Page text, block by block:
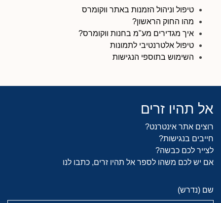
טיפול וניהול הזמנות באתר ווקומרס
מהו החוק הראשון?
איך מגדירים מע"מ בחנות ווקומרס?
טיפול אלטרנטיבי לתמונות
השימוש בתוספי הנגישות
אל תהיו זרים
רוצים אתר אינטרנט?
חייבים בנגישות?
לצייר לכם כבשה?
אם יש לכם משהו לספר אל תהיו זרים, כתבו לנו
שם (נדרש)